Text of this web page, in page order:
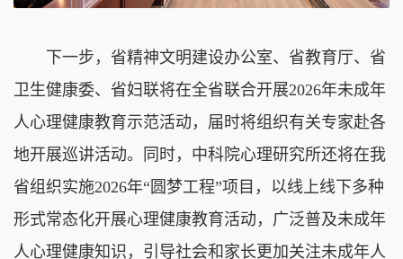
下一步，省精神文明建设办公室、省教育厅、省
卫生健康委、省妇联将在全省联合开展2026年未成年
人心理健康教育示范活动，届时将组织有关专家赴各
地开展巡讲活动。同时，中科院心理研究所还将在我
省组织实施2026年“圆梦工程”项目，以线上线下多种
形式常态化开展心理健康教育活动，广泛普及未成年
人心理健康知识，引导社会和家长更加关注未成年人